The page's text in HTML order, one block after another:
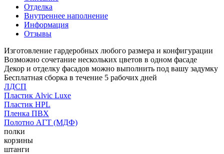
Отделка
Внутреннее наполнение
Информация
Отзывы
Изготовление гардеробных любого размера и конфигурации
Возможно сочетание нескольких цветов в одном фасаде
Декор и отделку фасадов можно выполнить под вашу задумку
Бесплатная сборка в течение 5 рабочих дней
ЛДСП
Пластик Alvic Luxe
Пластик HPL
Пленка ПВХ
Полотно АГТ (МДФ)
полки
корзины
штанги